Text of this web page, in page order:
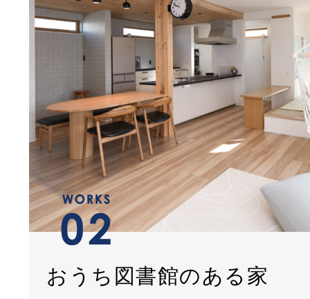
おうち図書館のある家